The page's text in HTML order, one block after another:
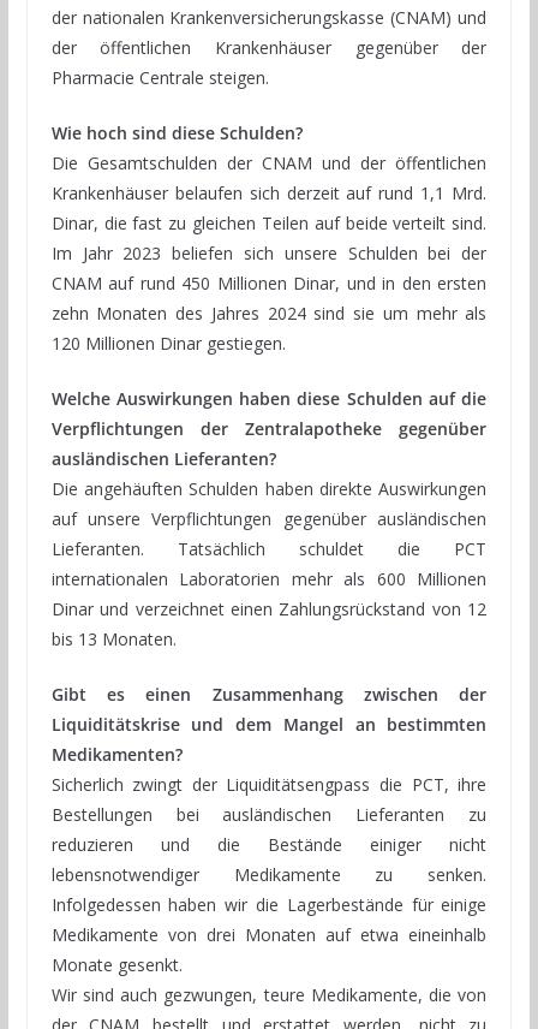
der nationalen Krankenversicherungskasse (CNAM) und
der öffentlichen Krankenhäuser gegenüber der
Pharmacie Centrale steigen.
Wie hoch sind diese Schulden?
Die Gesamtschulden der CNAM und der öffentlichen
Krankenhäuser belaufen sich derzeit auf rund 1,1 Mrd.
Dinar, die fast zu gleichen Teilen auf beide verteilt sind.
Im Jahr 2023 beliefen sich unsere Schulden bei der
CNAM auf rund 450 Millionen Dinar, und in den ersten
zehn Monaten des Jahres 2024 sind sie um mehr als
120 Millionen Dinar gestiegen.
Welche Auswirkungen haben diese Schulden auf die
Verpflichtungen der Zentralapotheke gegenüber
ausländischen Lieferanten?
Die angehäuften Schulden haben direkte Auswirkungen
auf unsere Verpflichtungen gegenüber ausländischen
Lieferanten. Tatsächlich schuldet die PCT
internationalen Laboratorien mehr als 600 Millionen
Dinar und verzeichnet einen Zahlungsrückstand von 12
bis 13 Monaten.
Gibt es einen Zusammenhang zwischen der
Liquiditätskrise und dem Mangel an bestimmten
Medikamenten?
Sicherlich zwingt der Liquiditätsengpass die PCT, ihre
Bestellungen bei ausländischen Lieferanten zu
reduzieren und die Bestände einiger nicht
lebensnotwendiger Medikamente zu senken.
Infolgedessen haben wir die Lagerbestände für einige
Medikamente von drei Monaten auf etwa eineinhalb
Monate gesenkt.
Wir sind auch gezwungen, teure Medikamente, die von